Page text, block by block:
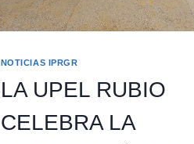
NOTICIAS IPRGR
LA UPEL RUBIO
CELEBRA LA